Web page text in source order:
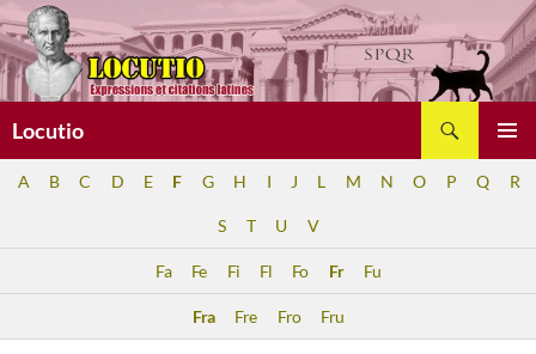
Aller
au
contenu
Locutio
A B C D E F G H I J L M N O P Q R
S T U V
Fa Fe Fi Fl Fo Fr Fu
Fra Fre Fro Fru